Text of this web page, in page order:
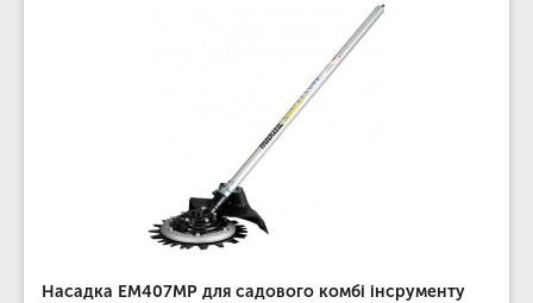
Насадка EM407MP для садового комбі інсрументу